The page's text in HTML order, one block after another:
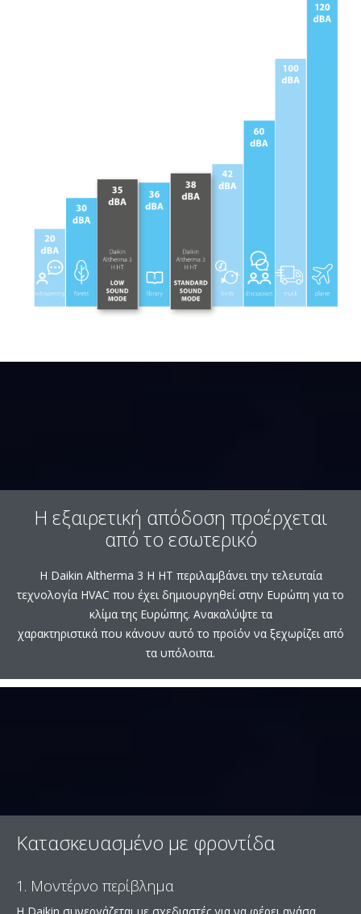
Η εξαιρετική απόδοση προέρχεται
από το εσωτερικό
Η Daikin Altherma 3 H HT περιλαμβάνει την τελευταία
τεχνολογία HVAC που έχει δημιουργηθεί στην Ευρώπη για το
κλίμα της Ευρώπης. Ανακαλύψτε τα
χαρακτηριστικά που κάνουν αυτό το προϊόν να ξεχωρίζει από
τα υπόλοιπα.
Κατασκευασμένο με φροντίδα
1. Μοντέρνο περίβλημα
Η Daikin συνεργάζεται με σχεδιαστές για να φέρει ανάσα